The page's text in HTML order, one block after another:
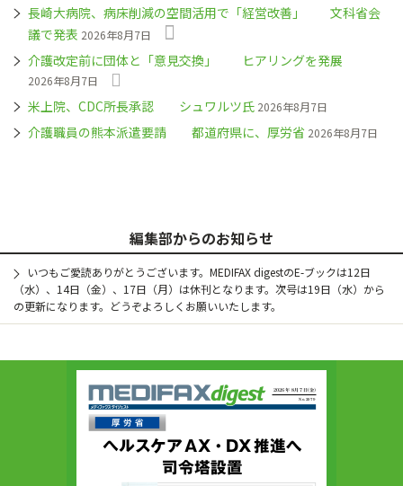
長崎大病院、病床削減の空間活用で「経営改善」 文科省会
議で発表 2026年8月7日
介護改定前に団体と「意見交換」 ヒアリングを発展
2026年8月7日
米上院、CDC所長承認 シュワルツ氏 2026年8月7日
介護職員の熊本派遣要請 都道府県に、厚労省 2026年8月7日
編集部からのお知らせ
いつもご愛読ありがとうございます。MEDIFAX digestのE-ブックは12日
（水）、14日（金）、17日（月）は休刊となります。次号は19日（水）から
の更新になります。どうぞよろしくお願いいたします。